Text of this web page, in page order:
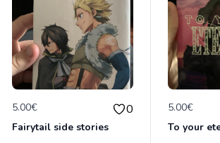
5.00€ 0
Fairytail side stories
5.00€
To your